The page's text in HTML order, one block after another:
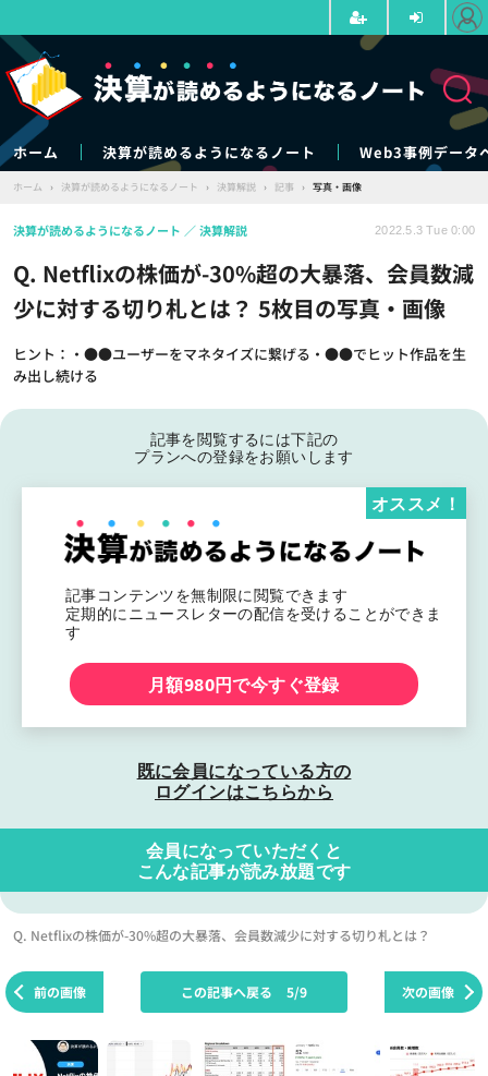
ホーム 決算が読めるようになるノート Web3事例データ
ホーム › 決算が読めるようになるノート › 決算解説 › 記事 › 写真・画像
Q. Netflixの株価が-30%超の大暴落、会員数減
少に対する切り札とは？ 5枚目の写真・画像
ヒント：・●●ユーザーをマネタイズに繋げる・●●でヒット作品を生
み出し続ける
決算が読めるようになるノート 決算解説 2022.5.3 Tue 0:00
記事を閲覧するには下記の
プランへの登録をお願いします
記事コンテンツを無制限に閲覧できます
定期的にニュースレターの配信を受けることができま
す
オススメ！
月額980円で今すぐ登録
既に会員になっている方の
ログインはこちらから
会員になっていただくと
こんな記事が読み放題です
Q. Netflixの株価が-30%超の大暴落、会員数減少に対する切り札とは？
前の画像 次の画像
この記事へ戻る 5/9